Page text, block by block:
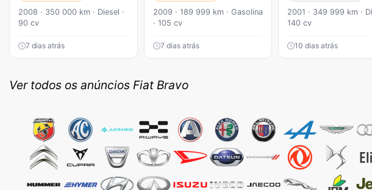
2008 · 350 000 km · Diesel ·
90 cv
7 dias atrás
2009 · 189 999 km · Gasolina
· 105 cv
7 dias atrás
2001 · 349 999 km ·
140 cv
10 dias atrás
Ver todos os anúncios Fiat Bravo